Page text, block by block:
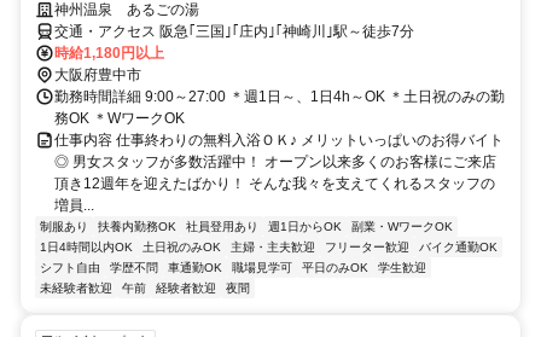
神州温泉 あるごの湯
交通・アクセス 阪急｢三国｣｢庄内｣｢神崎川｣駅～徒歩7分
時給1,180円以上
大阪府豊中市
勤務時間詳細 9:00～27:00 ＊週1日～、1日4h～OK ＊土日祝のみの勤
務OK ＊WワークOK
仕事内容 仕事終わりの無料入浴ＯＫ♪ メリットいっぱいのお得バイト
◎ 男女スタッフが多数活躍中！ オープン以来多くのお客様にご来店
頂き12週年を迎えたばかり！ そんな我々を支えてくれるスタッフの
増員...
制服あり 扶養内勤務OK 社員登用あり 週1日からOK
副業・WワークOK
1日4時間以内OK
土日祝のみOK 主婦・主夫歓迎 フリーター歓迎
バイク通勤OK
シフト自由
学歴不問 車通勤OK 職場見学可 平日のみOK
学生歓迎
未経験者歓迎
午前 経験者歓迎 夜間